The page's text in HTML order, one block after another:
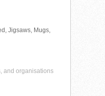
Jigsaws, Mugs,
and organisations